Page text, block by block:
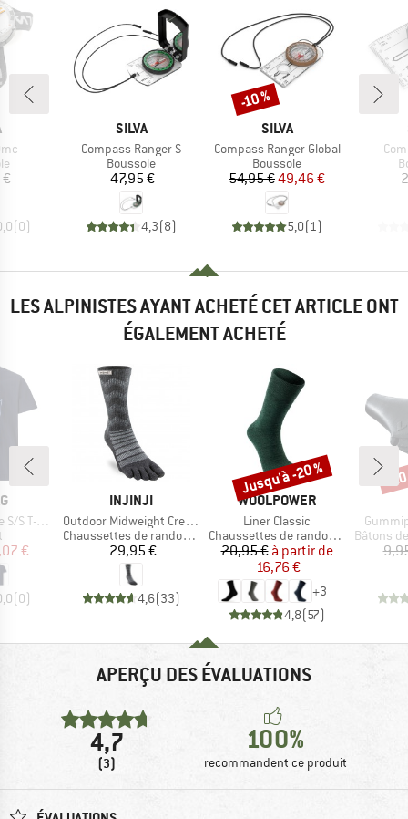
(0)
MARQUE
SILVA
Article
Compass Ranger S
Product group
Boussole
Prix
47,95 €
4,3(8)
MARQUE
SILVA
Article
Compass Ranger Global
Product group
Boussole
Prix
54,95 €Prix réduit
49,46 €
5,0( 1)
Remise
-10 %
LES ALPINISTES AYANT ACHETÉ CET ARTICLE ONT
ÉGALEMENT ACHETÉ
T-Shirt
group
réduit
€
(0)
MARQUE
INJINJI
Article
Outdoor Midweight Crew Wool
Product group
Chaussettes de randonnée
Prix
29,95 €
4,6(33)
MARQUE
WOOLPOWER
Article
Liner Classic
Product group
Chaussettes de randonnée
Prix
20,95 € Prix réduit
à partir de
16,76 €
+3
4,8(57)
Remise
Jusqu'à -20 %
Article
Product
Bâtons de
-
APERÇU DES ÉVALUATIONS
4,7
(3)
100%
recommandent ce produit